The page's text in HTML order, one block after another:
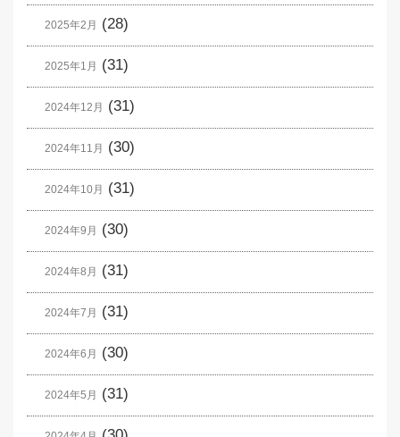
2025年2月 (28)
2025年1月 (31)
2024年12月 (31)
2024年11月 (30)
2024年10月 (31)
2024年9月 (30)
2024年8月 (31)
2024年7月 (31)
2024年6月 (30)
2024年5月 (31)